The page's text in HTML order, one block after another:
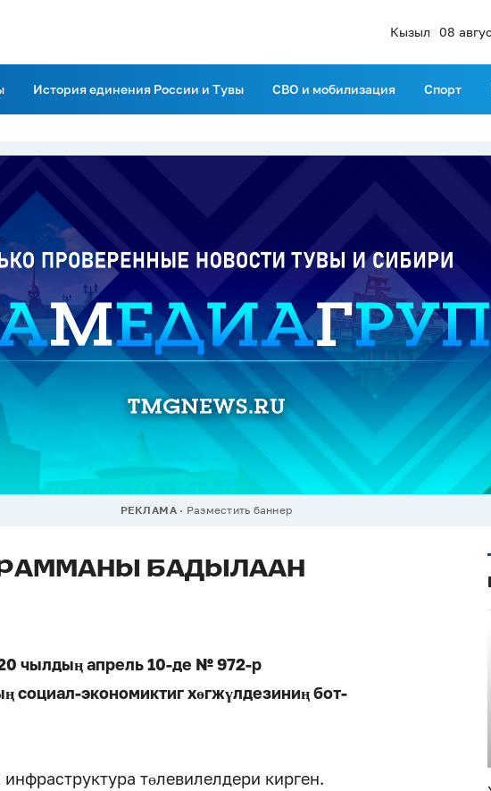
Кызыл 08
История единения России и Тувы СВО и мобилизация Спорт
РЕКЛАМА Разместить баннер
БАДЫЛААН
чылдың апрель 10-де № 972-р
экономиктиг хөгжүлдезиниң бот-
төлевилелдери кирген.